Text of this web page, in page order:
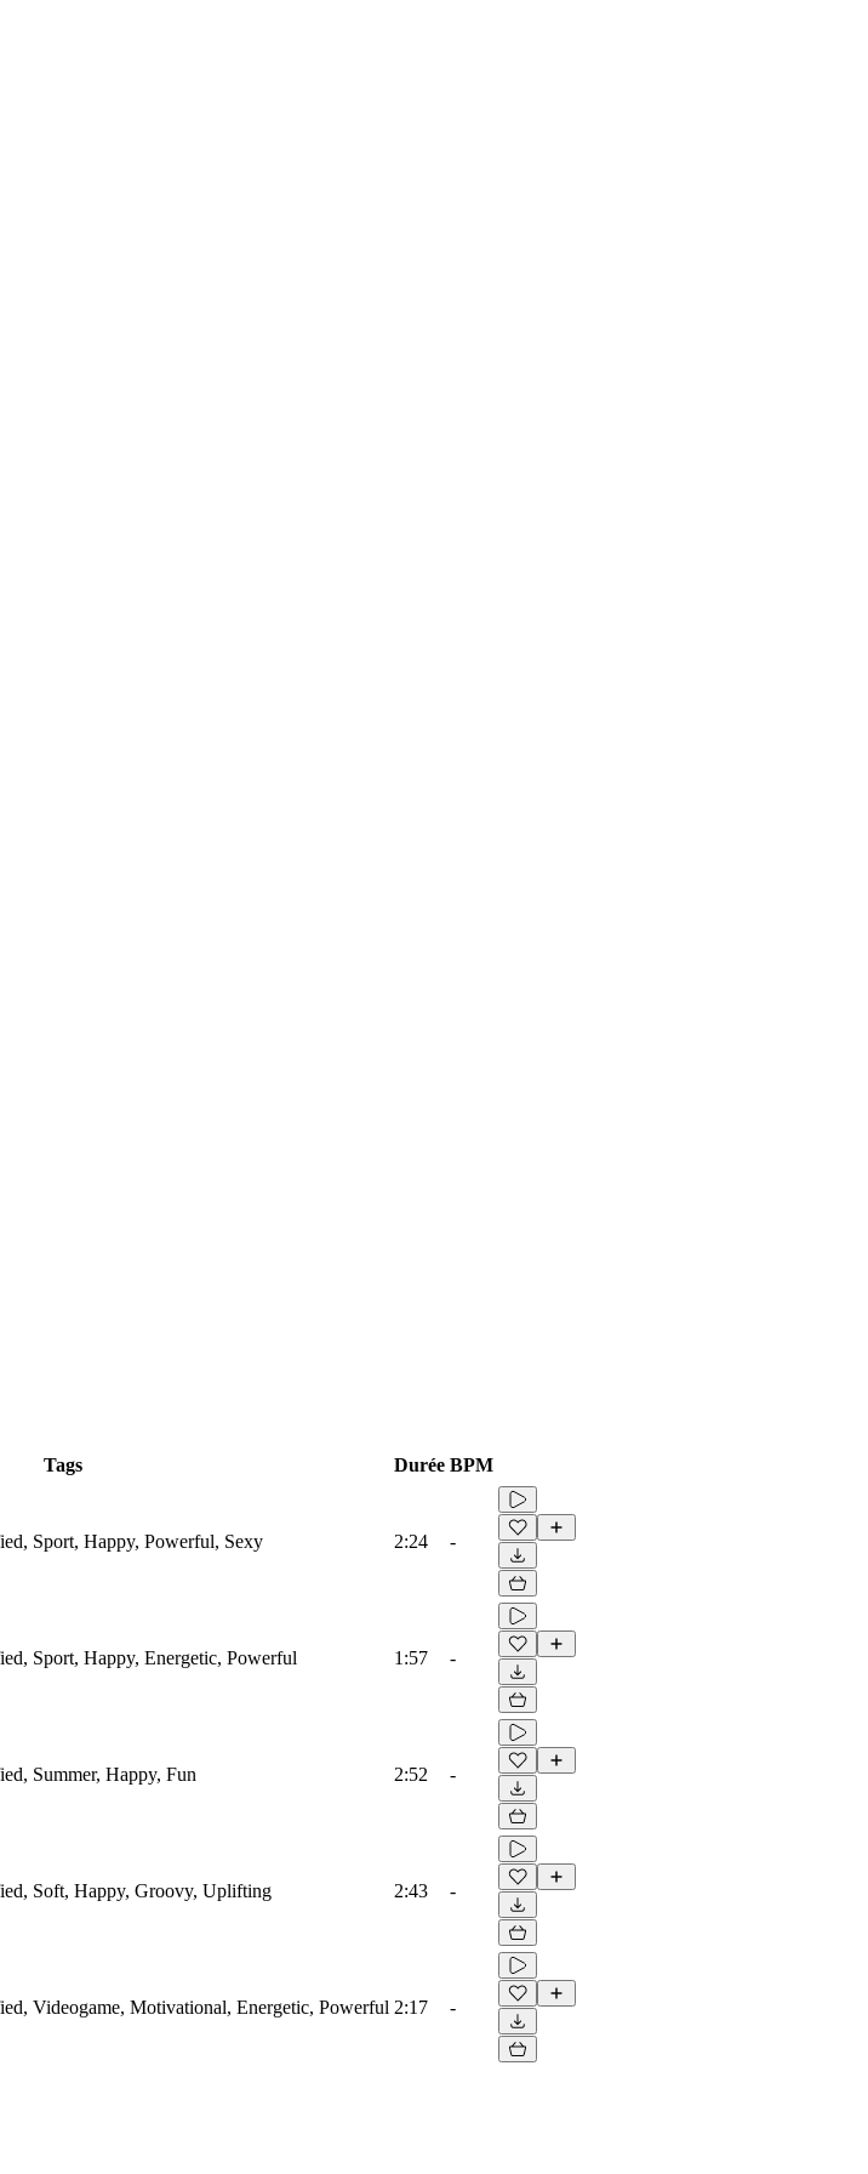
Tags Durée BPM
Sport, Happy, Powerful, Sexy 2:24 -
Sport, Happy, Energetic, Powerful 1:57 -
Summer, Happy, Fun 2:52 -
Soft, Happy, Groovy, Uplifting 2:43 -
Videogame, Motivational, Energetic, Powerful 2:17 -